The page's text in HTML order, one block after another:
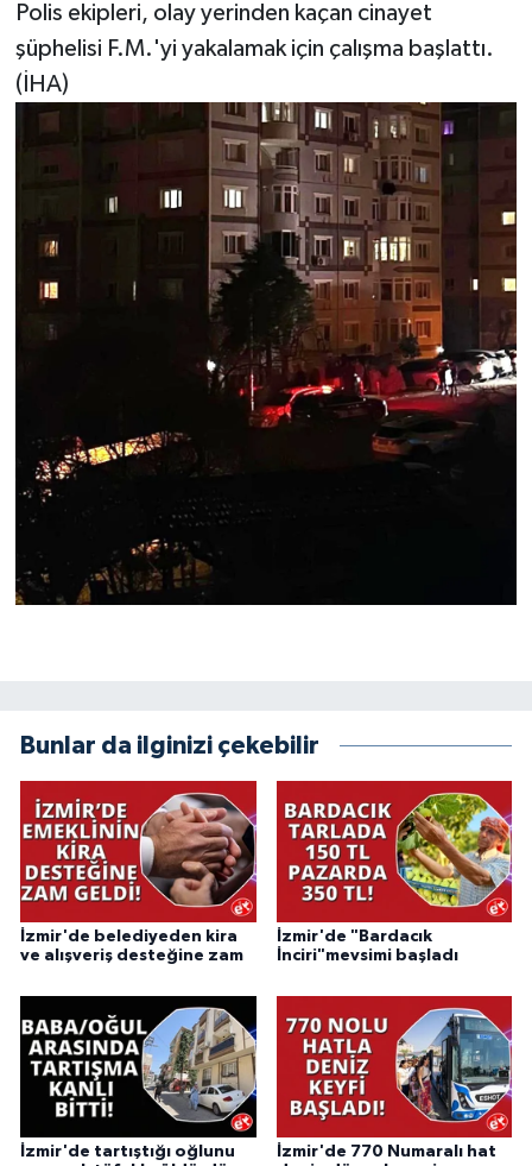
Polis ekipleri, olay yerinden kaçan cinayet
şüphelisi F.M.'yi yakalamak için çalışma başlattı.
(İHA)
Bunlar da ilginizi çekebilir
İzmir'de belediyeden kira
ve alışveriş desteğine zam
İzmir'de "Bardacık
İnciri"mevsimi başladı
İzmir'de tartıştığı oğlunu
İzmir'de 770 Numaralı hat